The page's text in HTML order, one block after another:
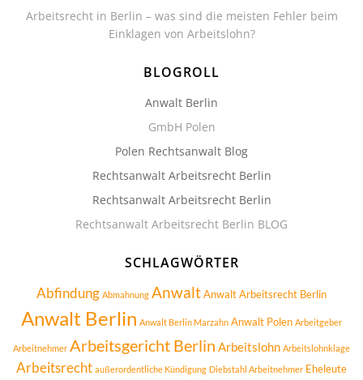
Arbeitsrecht in Berlin – was sind die meisten Fehler beim
Einklagen von Arbeitslohn?
BLOGROLL
Anwalt Berlin
GmbH Polen
Polen Rechtsanwalt Blog
Rechtsanwalt Arbeitsrecht Berlin
Rechtsanwalt Arbeitsrecht Berlin
Rechtsanwalt Arbeitsrecht Berlin BLOG
SCHLAGWÖRTER
Abfindung Abmahnung AnwaltAnwalt Arbeitsrecht Berlin
Anwalt Berlin Anwalt Berlin Marzahn Anwalt Polen Arbeitgeber
Arbeitnehmer Arbeitsgericht Berlin Arbeitslohn Arbeitslohnklage
Arbeitsrecht außerordentliche Kündigung Diebstahl Arbeitnehmer Eheleute